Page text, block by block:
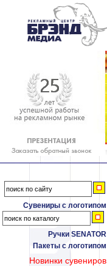
Сувениры с логотипом
Ручки SENATOR
Пакеты с логотипом
Новинки сувениров